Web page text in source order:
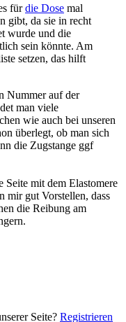
fürdie Dose mal
gibt, da sie in recht
wurde und die
sein könnte. Am
setzen, das hilft
Nummer auf der
man viele
wie auch bei unseren
überlegt, ob man sich
die Zugstange ggf
Seite mit dem Elastomere
mir gut Vorstellen, dass
die Reibung am
Seite? Registrieren